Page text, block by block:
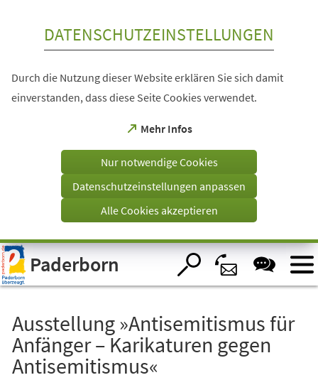
Visuelle
Assistenzsoftware
öffnen.
DATENSCHUTZEINSTELLUNGEN
Durch die Nutzung dieser Website erklären Sie sich damit
einverstanden, dass diese Seite Cookies verwendet.
Mehr Infos
(Öffnet
einem
Tab)
Nur notwendige Cookies
Datenschutzeinstellungen anpassen
Alle Cookies akzeptieren
Paderborn
Ausstellung »Antisemitismus für
Anfänger – Karikaturen gegen
Antisemitismus«